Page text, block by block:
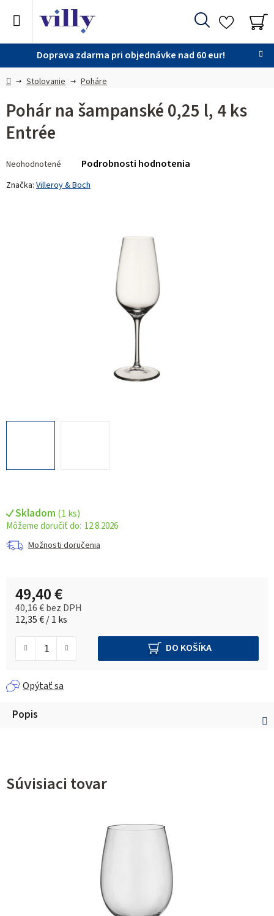
Doprava zdarma pri objednávke nad 60 eur!
Hľadať
DomovStolovanie Poháre
Skladom (1 ks)
12.8.2026
Možnosti doručenia
49,40 €
40,16 € bez DPH
Jednotková cena:
12,35 € / 1 ks
DO KOŠÍKA
Opýtať sa
Pohár na šampanské 0,25 l, 4 ks
Entrée
hodnotenie
produktu
Neohodnotené Podrobnosti hodnotenia
Značka: Villeroy & Boch
Popis
Súvisiaci tovar